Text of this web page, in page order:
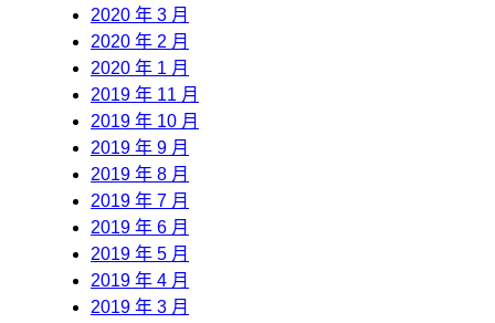
2020 年 3 月
2020 年 2 月
2020 年 1 月
2019 年 11 月
2019 年 10 月
2019 年 9 月
2019 年 8 月
2019 年 7 月
2019 年 6 月
2019 年 5 月
2019 年 4 月
2019 年 3 月